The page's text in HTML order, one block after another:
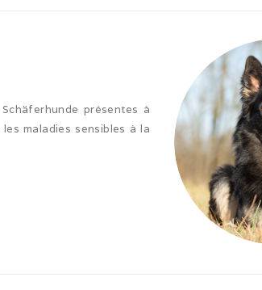
présentes à
maladies sensibles à la